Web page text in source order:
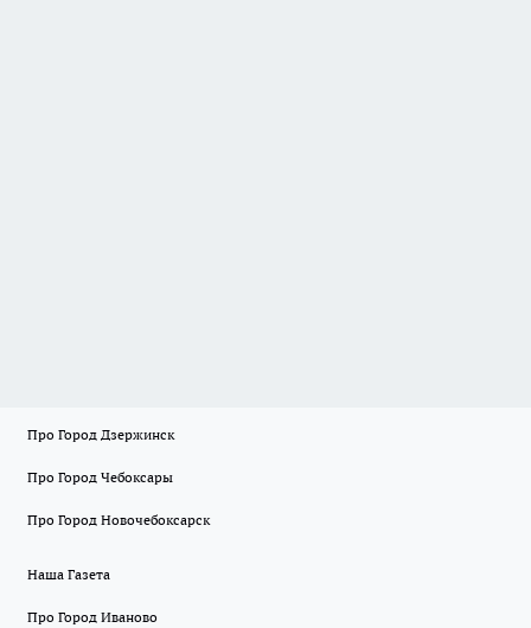
Про Город Дзержинск
Про Город Чебоксары
Про Город Новочебоксарск
Наша Газета
Про Город Иваново